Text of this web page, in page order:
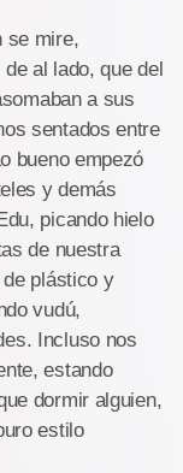
se mire,
al lado, que del
a sus
sentados entre
bueno empezó
y demás
picando hielo
de nuestra
plástico y
vudú,
Incluso nos
estando
dormir alguien,
estilo